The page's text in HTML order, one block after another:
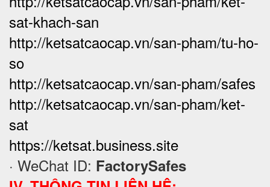
sat-khach-san
http://ketsatcaocap.vn/san-pham/tu-ho-
so
http://ketsatcaocap.vn/san-pham/safes
http://ketsatcaocap.vn/san-pham/ket-
sat
https://ketsat.business.site
· WeChat ID: FactorySafes